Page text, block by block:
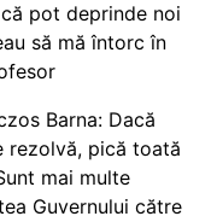
pot deprinde noi
să mă întorc în
Barna: Dacă
rezolvă, pică toată
mai multe
Guvernului către